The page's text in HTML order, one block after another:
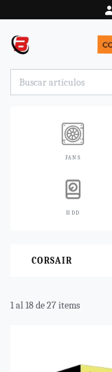
FANS
HDD
CORSAIR
1 al 18 de 27 items